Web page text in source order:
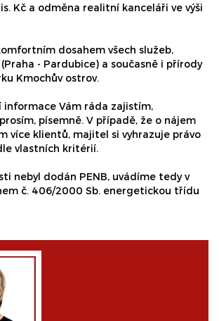
Kč a odměna realitní kanceláři ve výši
dosahem všech služeb,
- Pardubice) a současně i přírody
Kmochův ostrov.
informace Vám ráda zajistím,
písemně. V případě, že o nájem
více klientů, majitel si vyhrazuje právo
vlastních kritérií.
nebyl dodán PENB, uvádíme tedy v
č. 406/2000 Sb. energetickou třídu